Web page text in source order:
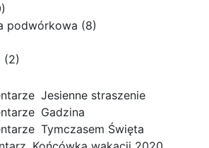
podwórkowa (8)
(2)
do
Jesienne
straszenie
Jesienne straszenie
do
Gadzina
Gadzina
do
Tymczasem
Tymczasem Święta
do